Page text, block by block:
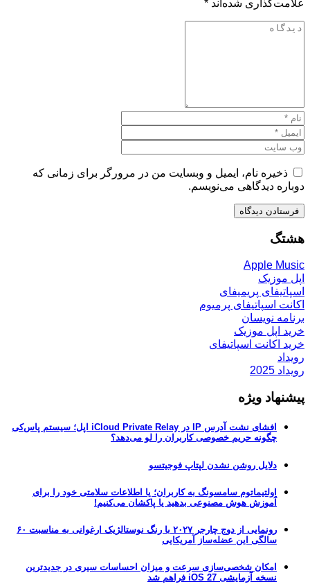
علامت‌گذاری شده‌اند *
ذخیره نام، ایمیل و وبسایت من در مرورگر برای زمانی که
دوباره دیدگاهی می‌نویسم.
هشتگ
Apple Music
اپل موزیک
اسپاتیفای پریمیفای
اکانت اسپاتیفای پرمیوم
برنامه نویسان
خرید اپل موزیک
خرید اکانت اسپاتیفای
رویداد
رویداد 2025
پیشنهاد ویژه
افشای نشت آدرس IP در iCloud Private Relay اپل؛ سیستم پاس‌کی
چگونه حریم خصوصی کاربران را لو می‌دهد؟
دلایل روشن نشدن لپتاپ فوجیتسو
اولتیماتوم سامسونگ به کاربران؛ یا اطلاعات سلامتی خود را برای
آموزش هوش مصنوعی بدهید یا پاکشان می‌کنیم!
رونمایی از دوج چارجر ۲۰۲۷ با رنگ نوستالژیک ارغوانی به مناسبت ۶۰
سالگی این عضله‌ساز آمریکایی
امکان شخصی‌سازی سرعت و میزان احساسات سیری در جدیدترین
نسخه آزمایشی iOS 27 فراهم شد